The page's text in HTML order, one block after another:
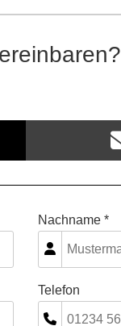
Nachname *
Telefon